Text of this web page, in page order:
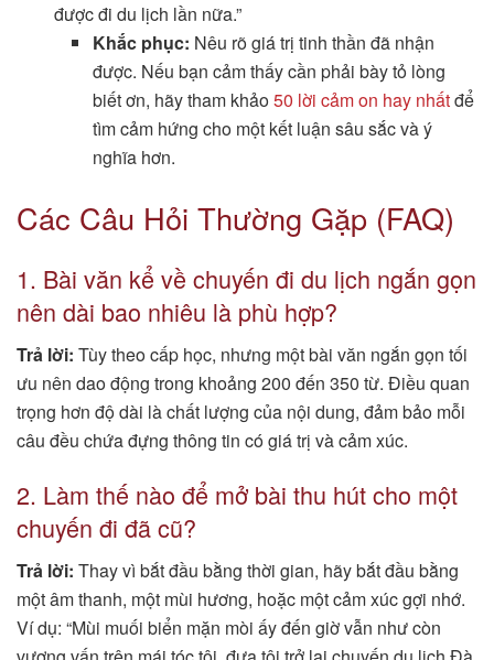
được đi du lịch lần nữa.”
Khắc phục: Nêu rõ giá trị tinh thần đã nhận
được. Nếu bạn cảm thấy cần phải bày tỏ lòng
biết ơn, hãy tham khảo50 lời cảm on hay nhấtđể
tìm cảm hứng cho một kết luận sâu sắc và ý
nghĩa hơn.
Các Câu Hỏi Thường Gặp (FAQ)
1. Bài văn kể về chuyến đi du lịch ngắn gọn
nên dài bao nhiêu là phù hợp?
Trả lời: Tùy theo cấp học, nhưng một bài văn ngắn gọn tối
ưu nên dao động trong khoảng 200 đến 350 từ. Điều quan
trọng hơn độ dài là chất lượng của nội dung, đảm bảo mỗi
câu đều chứa đựng thông tin có giá trị và cảm xúc.
2. Làm thế nào để mở bài thu hút cho một
chuyến đi đã cũ?
Trả lời: Thay vì bắt đầu bằng thời gian, hãy bắt đầu bằng
một âm thanh, một mùi hương, hoặc một cảm xúc gợi nhớ.
Ví dụ: “Mùi muối biển mặn mòi ấy đến giờ vẫn như còn